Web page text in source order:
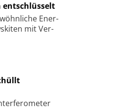
entschlüsselt
Ener­
mit Ver­